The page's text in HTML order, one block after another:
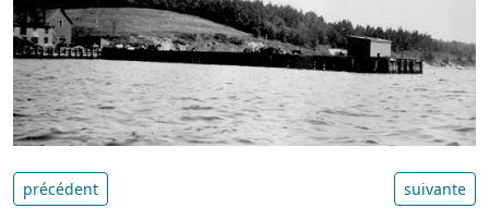
précédent suivante